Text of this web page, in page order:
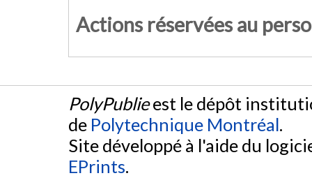
Actions réservées au
PolyPublieest le dépôt
de Polytechnique Montréal.
Site développé à l'aide du
EPrints.